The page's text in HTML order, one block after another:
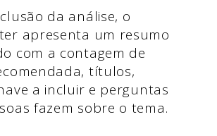
da análise, o
apresenta um resumo
com a contagem de
títulos,
a incluir e perguntas
fazem sobre o tema.